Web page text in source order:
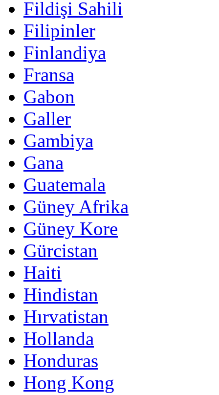
Fildişi Sahili
Filipinler
Finlandiya
Fransa
Gabon
Galler
Gambiya
Gana
Guatemala
Güney Afrika
Güney Kore
Gürcistan
Haiti
Hindistan
Hırvatistan
Hollanda
Honduras
Hong Kong